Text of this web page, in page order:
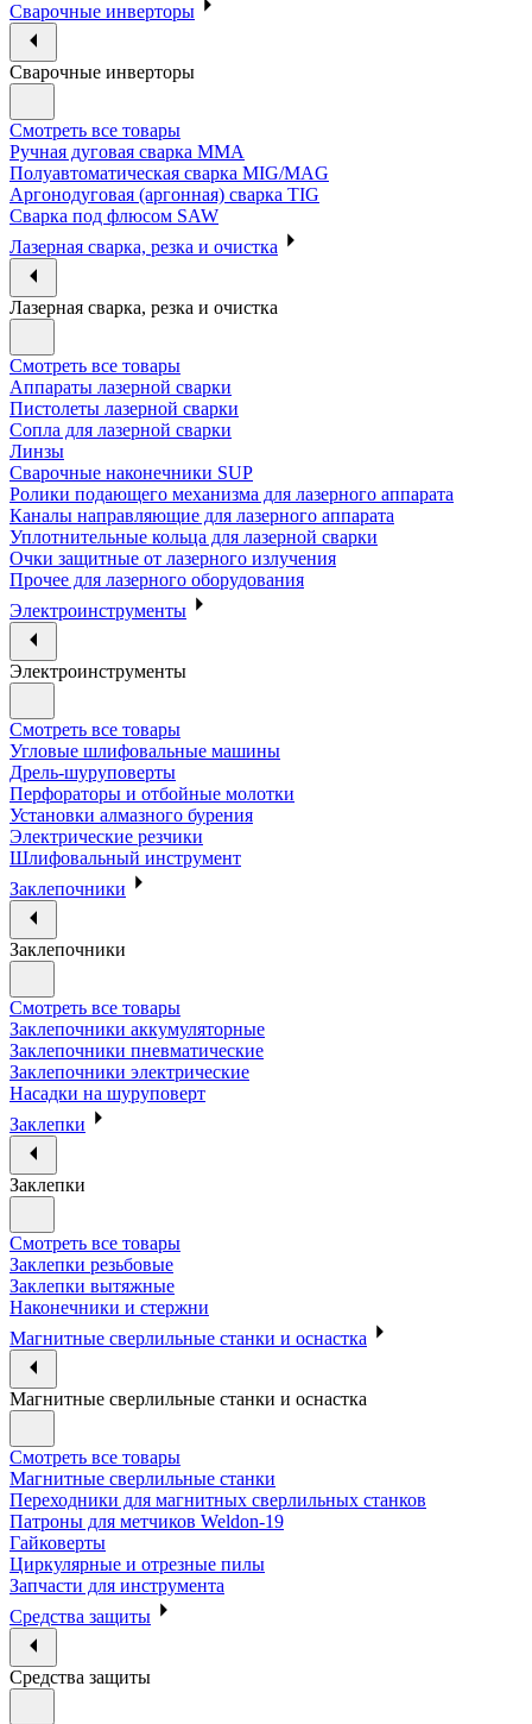
Сварочные инверторы
Сварочные инверторы
Смотреть все товары
Ручная дуговая сварка MMA
Полуавтоматическая сварка MIG/MAG
Аргонодуговая (аргонная) сварка TIG
Сварка под флюсом SAW
Лазерная сварка, резка и очистка
Лазерная сварка, резка и очистка
Смотреть все товары
Аппараты лазерной сварки
Пистолеты лазерной сварки
Сопла для лазерной сварки
Линзы
Сварочные наконечники SUP
Ролики подающего механизма для лазерного аппарата
Каналы направляющие для лазерного аппарата
Уплотнительные кольца для лазерной сварки
Очки защитные от лазерного излучения
Прочее для лазерного оборудования
Электроинструменты
Электроинструменты
Смотреть все товары
Угловые шлифовальные машины
Дрель-шуруповерты
Перфораторы и отбойные молотки
Установки алмазного бурения
Электрические резчики
Шлифовальный инструмент
Заклепочники
Заклепочники
Смотреть все товары
Заклепочники аккумуляторные
Заклепочники пневматические
Заклепочники электрические
Насадки на шуруповерт
Заклепки
Заклепки
Смотреть все товары
Заклепки резьбовые
Заклепки вытяжные
Наконечники и стержни
Магнитные сверлильные станки и оснастка
Магнитные сверлильные станки и оснастка
Смотреть все товары
Магнитные сверлильные станки
Переходники для магнитных сверлильных станков
Патроны для метчиков Weldon-19
Гайковерты
Циркулярные и отрезные пилы
Запчасти для инструмента
Средства защиты
Средства защиты